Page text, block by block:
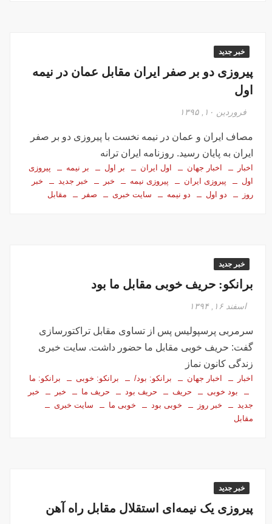
خبر جدید
پیروزی دو بر صفر ایران مقابل عمان در نیمه
اول
فروردین ۱۰, ۱۳۹۵
مصاف ایران و عمان در نیمه نخست با پیروزی دو بر صفر
ایران به پایان رسید. روزنامه ایران ترانه
اخبار اخبار جهان اول ایران بر اول بر نیمه
پیروزی
اول
پیروزی ایران پیروزی نیمه خبر خبر جدید
خبر
روز
دو اول دو نیمه سایت خبری صفر مقابل
خبر جدید
برانکو: حریف خوبی مقابل ما بود
اسفند ۱۶, ۱۳۹۴
سرمربی پرسپولیس پس از تساوی مقابل تراکتورسازی
گفت: حریف خوبی مقابل ما حضور داشت. سایت خبری
زندگی کانون نماز
اخبار اخبار جهان برانکو: بود/ برانکو: خوبی
برانکو: ما
بود خوبی
حریف حریف بود حریف ما خبر
خبر
جدید
خبر روز خوبی بود خوبی ما
سایت خبری
مقابل
خبر جدید
پیروزی یک نیمه‌ای استقلال مقابل راه آهن